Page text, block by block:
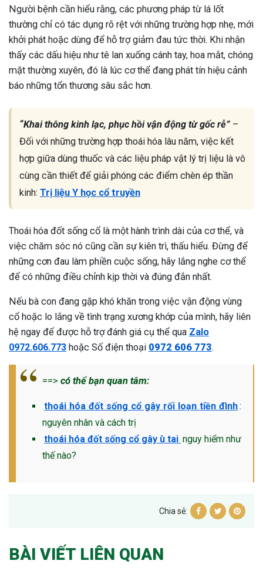
Người bệnh cần hiểu rằng, các phương pháp từ lá lốt
thường chỉ có tác dụng rõ rệt với những trường hợp nhẹ, mới
khởi phát hoặc dùng để hỗ trợ giảm đau tức thời. Khi nhận
thấy các dấu hiệu như tê lan xuống cánh tay, hoa mắt, chóng
mặt thường xuyên, đó là lúc cơ thể đang phát tín hiệu cảnh
báo những tổn thương sâu sắc hơn.
“Khai thông kinh lạc, phục hồi vận động từ gốc rễ” –
Đối với những trường hợp thoái hóa lâu năm, việc kết
hợp giữa dùng thuốc và các liệu pháp vật lý trị liệu là vô
cùng cần thiết để giải phóng các điểm chèn ép thần
kinh: Trị liệu Y học cổ truyền
Thoái hóa đốt sống cổ là một hành trình dài của cơ thể, và
việc chăm sóc nó cũng cần sự kiên trì, thấu hiểu. Đừng để
những cơn đau làm phiền cuộc sống, hãy lắng nghe cơ thể
để có những điều chỉnh kịp thời và đúng đắn nhất.
Nếu bà con đang gặp khó khăn trong việc vận động vùng
cổ hoặc lo lắng về tình trạng xương khớp của mình, hãy liên
hệ ngay để được hỗ trợ đánh giá cụ thể qua Zalo
0972.606.773 hoặc Số điện thoại 0972 606 773.
==> có thể bạn quan tâm:
thoái hóa đốt sống cổ gây rối loạn tiền đình:
nguyên nhân và cách trị
thoái hóa đốt sống cổ gây ù tai nguy hiểm như
thế nào?
Chia sẻ:
BÀI VIẾT LIÊN QUAN